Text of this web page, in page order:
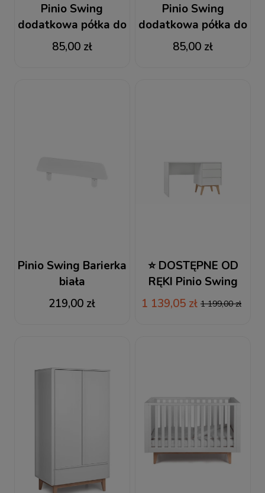
Pinio Swing
dodatkowa półka do
szafy 3-drzwiowej
85,00 zł
Pinio Swing
dodatkowa półka do
szafy 2-drzwiowej
85,00 zł
Pinio Swing Barierka
biała
219,00 zł
⭐ DOSTĘPNE OD
RĘKI Pinio Swing
Biurko białe
1 139,05 zł 1 199,00 zł